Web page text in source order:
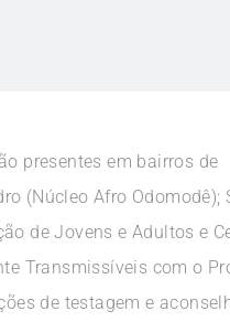
presentes em bairros de
(Núcleo Afro Odomodê);
de Jovens e Adultos e
Transmissíveis com o
de testagem e